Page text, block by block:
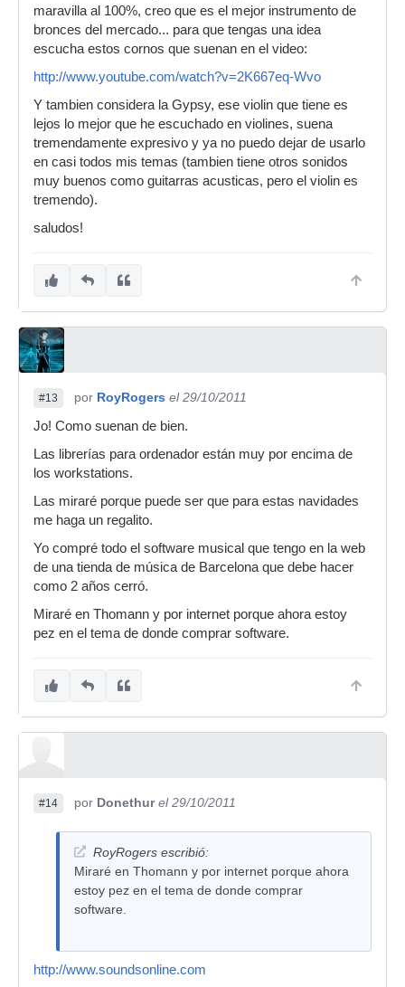
maravilla al 100%, creo que es el mejor instrumento de
bronces del mercado... para que tengas una idea
escucha estos cornos que suenan en el video:
http://www.youtube.com/watch?v=2K667eq-Wvo
Y tambien considera la Gypsy, ese violin que tiene es
lejos lo mejor que he escuchado en violines, suena
tremendamente expresivo y ya no puedo dejar de usarlo
en casi todos mis temas (tambien tiene otros sonidos
muy buenos como guitarras acusticas, pero el violin es
tremendo).
saludos!
#13 por RoyRogers el 29/10/2011
Jo! Como suenan de bien.
Las librerías para ordenador están muy por encima de
los workstations.
Las miraré porque puede ser que para estas navidades
me haga un regalito.
Yo compré todo el software musical que tengo en la web
de una tienda de música de Barcelona que debe hacer
como 2 años cerró.
Miraré en Thomann y por internet porque ahora estoy
pez en el tema de donde comprar software.
#14 por Donethur el 29/10/2011
RoyRogers escribió:
Miraré en Thomann y por internet porque ahora
estoy pez en el tema de donde comprar
software.
http://www.soundsonline.com